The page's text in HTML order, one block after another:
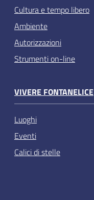
Cultura e tempo libero
Ambiente
Autorizzazioni
Strumenti on-line
VIVERE FONTANELICE
Luoghi
Eventi
Calici di stelle